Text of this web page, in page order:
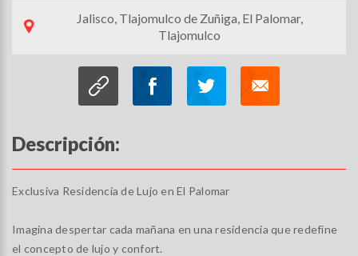
Jalisco, Tlajomulco de Zuñiga, El Palomar,
Tlajomulco
Descripción:
Exclusiva Residencia de Lujo en El Palomar
Imagina despertar cada mañana en una residencia que redefine
el concepto de lujo y confort.